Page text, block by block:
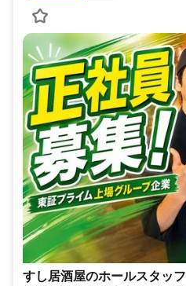
すし居酒屋のホールスタッフ